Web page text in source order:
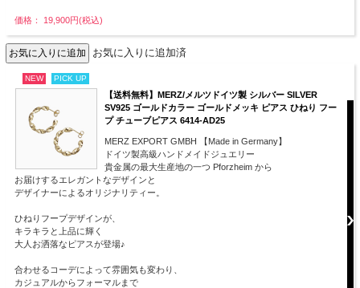
価格： 19,900円(税込)
お気に入りに追加済
NEW PICK UP
【送料無料】MERZ/メルツドイツ製 シルバー SILVER
SV925 ゴールドカラー ゴールドメッキ ピアス ひねり フー
プ チューブピアス 6414-AD25
MERZ EXPORT GMBH 【Made in Germany】
ドイツ製高級ハンドメイドジュエリー
貴金属の最大生産地の一つ Pforzheim から
お届けするエレガントなデザインと
デザイナーによるオリジナリティー。
ひねりフープデザインが、
キラキラと上品に輝く
大人お洒落なピアスが登場♪
合わせるコーデによって雰囲気も変わり、
カジュアルからフォーマルまで